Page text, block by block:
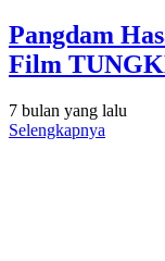
Pangdam
Film
7 bulan yang lalu
Selengkapnya